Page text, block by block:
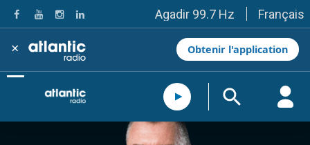
Agadir 99.7 Hz
Tanger 103.3 Hz
Tétouan 87.8 Hz
Fès 98.8 Hz
Meknès 97.2 Hz
El Jadida 97.3
Settat 104,6
Essaouira 96.6
Français
× Obtenir l'application